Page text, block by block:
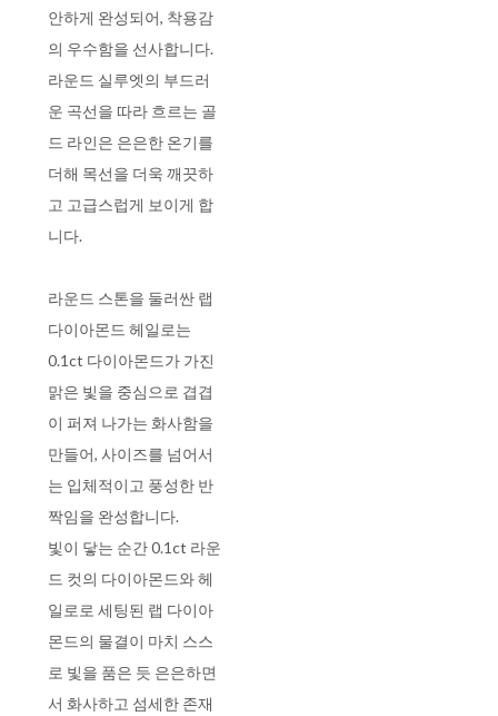
안하게 완성되어, 착용감
의 우수함을 선사합니다.
라운드 실루엣의 부드러
운 곡선을 따라 흐르는 골
드 라인은 은은한 온기를
더해 목선을 더욱 깨끗하
고 고급스럽게 보이게 합
니다.
라운드 스톤을 둘러싼 랩
다이아몬드 헤일로는
0.1ct 다이아몬드가 가진
맑은 빛을 중심으로 겹겹
이 퍼져 나가는 화사함을
만들어, 사이즈를 넘어서
는 입체적이고 풍성한 반
짝임을 완성합니다.
빛이 닿는 순간 0.1ct 라운
드 컷의 다이아몬드와 헤
일로로 세팅된 랩 다이아
몬드의 물결이 마치 스스
로 빛을 품은 듯 은은하면
서 화사하고 섬세한 존재